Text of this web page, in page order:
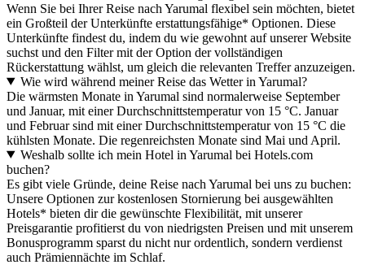
Wenn Sie bei Ihrer Reise nach Yarumal flexibel sein möchten, bietet
ein Großteil der Unterkünfte erstattungsfähige* Optionen. Diese
Unterkünfte findest du, indem du wie gewohnt auf unserer Website
suchst und den Filter mit der Option der vollständigen
Rückerstattung wählst, um gleich die relevanten Treffer anzuzeigen.
Wie wird während meiner Reise das Wetter in Yarumal?
Die wärmsten Monate in Yarumal sind normalerweise September
und Januar, mit einer Durchschnittstemperatur von 15 °C. Januar
und Februar sind mit einer Durchschnittstemperatur von 15 °C die
kühlsten Monate. Die regenreichsten Monate sind Mai und April.
Weshalb sollte ich mein Hotel in Yarumal bei Hotels.com
buchen?
Es gibt viele Gründe, deine Reise nach Yarumal bei uns zu buchen:
Unsere Optionen zur kostenlosen Stornierung bei ausgewählten
Hotels* bieten dir die gewünschte Flexibilität, mit unserer
Preisgarantie profitierst du von niedrigsten Preisen und mit unserem
Bonusprogramm sparst du nicht nur ordentlich, sondern verdienst
auch Prämiennächte im Schlaf.